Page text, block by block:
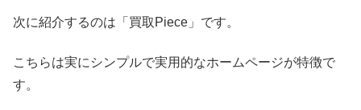
次に紹介するのは「買取Piece」です。
こちらは実にシンプルで実用的なホームページが特徴で
す。